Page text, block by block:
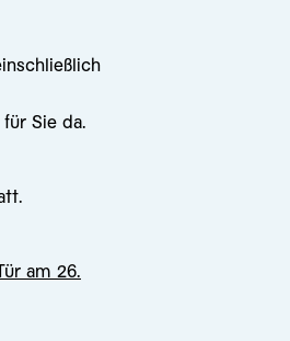
Sie da.
am 26.